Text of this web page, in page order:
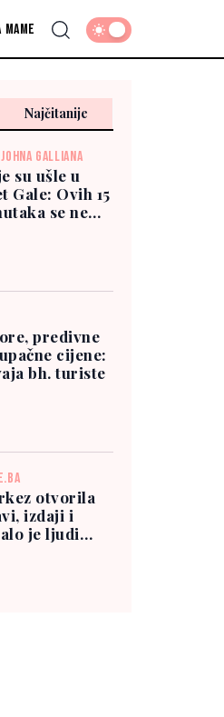
mame
Najčitanije
GALLIANA
su ušle u
Gale: Ovih 15
se ne
predivne
cijene:
bh. turiste
otvorila
izdaji i
je ljudi